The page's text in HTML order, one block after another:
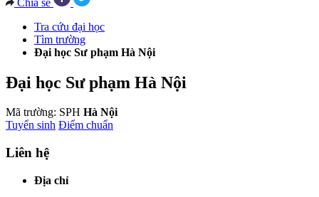
Tra cứu đại học
Tìm trường
Đại học Sư phạm Hà Nội
Đại học Sư phạm Hà Nội
Mã trường: SPH Hà Nội
Tuyển sinh Điểm chuẩn
Liên hệ
Địa chỉ